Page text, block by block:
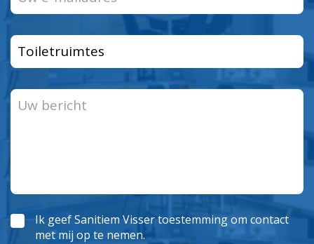
Ik geef Sanitiem Visser toestemming om contact
met mij op te nemen.